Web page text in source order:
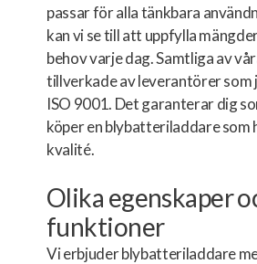
passar för alla tänkbara
kan vi se till att uppfylla
behov varje dag. Samtliga av
tillverkade av leverantörer som
ISO 9001. Det garanterar dig
köper en blybatteriladdare som
kvalité.
Olika egenskaper
funktioner
Vi erbjuder blybatteriladdare